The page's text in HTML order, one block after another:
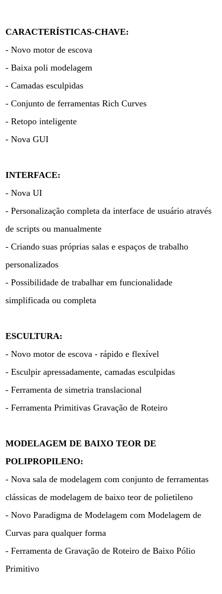
CARACTERÍSTICAS-CHAVE:
- Novo motor de escova
- Baixa poli modelagem
- Camadas esculpidas
- Conjunto de ferramentas Rich Curves
- Retopo inteligente
- Nova GUI
INTERFACE:
- Nova UI
- Personalização completa da interface de usuário através
de scripts ou manualmente
- Criando suas próprias salas e espaços de trabalho
personalizados
- Possibilidade de trabalhar em funcionalidade
simplificada ou completa
ESCULTURA:
- Novo motor de escova - rápido e flexível
- Esculpir apressadamente, camadas esculpidas
- Ferramenta de simetria translacional
- Ferramenta Primitivas Gravação de Roteiro
MODELAGEM DE BAIXO TEOR DE
POLIPROPILENO:
- Nova sala de modelagem com conjunto de ferramentas
clássicas de modelagem de baixo teor de polietileno
- Novo Paradigma de Modelagem com Modelagem de
Curvas para qualquer forma
- Ferramenta de Gravação de Roteiro de Baixo Pólio
Primitivo